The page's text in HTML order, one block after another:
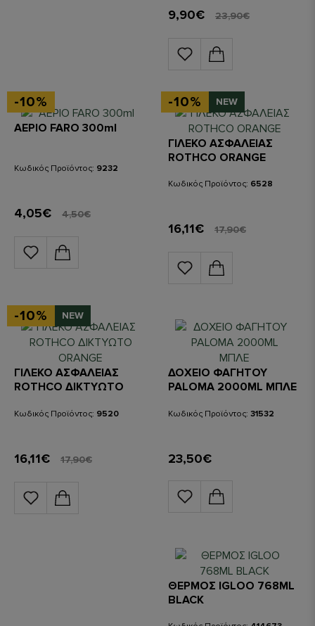
9,90€ 23,90€
-10%
ΑΕΡΙΟ FARO 300ml
Κωδικός Προϊόντος: 9232
4,05€ 4,50€
-10% NEW
ΓΙΛΕΚΟ ΑΣΦΑΛΕΙΑΣ
ROTHCO ORANGE
Κωδικός Προϊόντος: 6528
16,11€ 17,90€
-10% NEW
ΓΙΛΕΚΟ ΑΣΦΑΛΕΙΑΣ
ROTHCO ΔΙΚΤΥΩΤΟ
Κωδικός Προϊόντος: 9520
16,11€ 17,90€
ΔΟΧΕΙΟ ΦΑΓΗΤΟΥ
PALOMA 2000ML ΜΠΛΕ
Κωδικός Προϊόντος: 31532
23,50€
ΘΕΡΜΟΣ IGLOO 768ML
BLACK